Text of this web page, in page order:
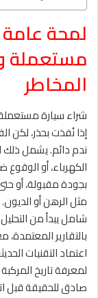
لمحة
مستعملة
المخاطر
شراء سيارة
إذا نُفذت بحذر، لكن
ندم دائم. يشمل ذلك
الكهرباء، أو
بجودة مقبولة، أو
مثل الرهن أو
شامل يبدأ من
بالتقارير المعتمدة،
اعتماد التقنيات
لمعرفة تاريخ
صادق للحقيقة قبل